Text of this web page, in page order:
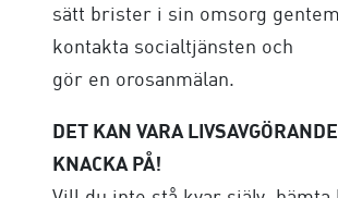
sätt brister i sin omsorg
kontakta socialtjänsten och
gör en orosanmälan.
DET KAN VARA
KNACKA PÅ!